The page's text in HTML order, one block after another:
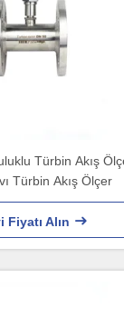
Türbin Akış
Türbin Akış Ölçer
Fiyatı Alın